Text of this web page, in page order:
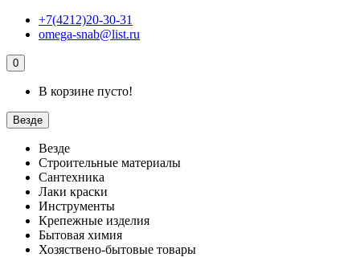
+7(4212)20-30-31
omega-snab@list.ru
0
В корзине пусто!
Везде
Везде
Строительные материалы
Сантехника
Лаки краски
Инструменты
Крепежные изделия
Бытовая химия
Хозяствено-бытовые товары